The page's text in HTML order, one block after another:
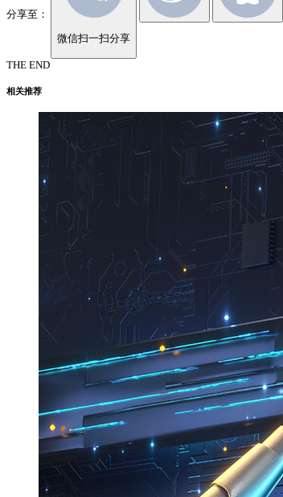
分享至：
微信扫一扫分享
THE END
相关推荐